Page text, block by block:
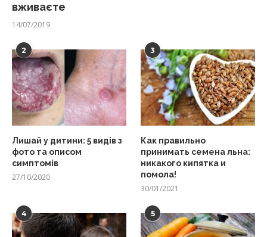
вживаєте
14/07/2019
2
Лишай у дитини: 5 видів з
фото та описом
симптомів
27/10/2020
3
Как правильно
принимать семена льна:
никакого кипятка и
помола!
30/01/2021
4 5